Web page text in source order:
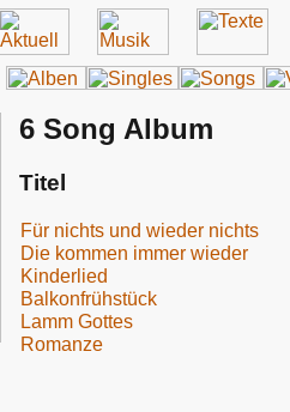
6 Song Album
Titel
Für nichts und wieder nichts
Die kommen immer wieder
Kinderlied
Balkonfrühstück
Lamm Gottes
Romanze